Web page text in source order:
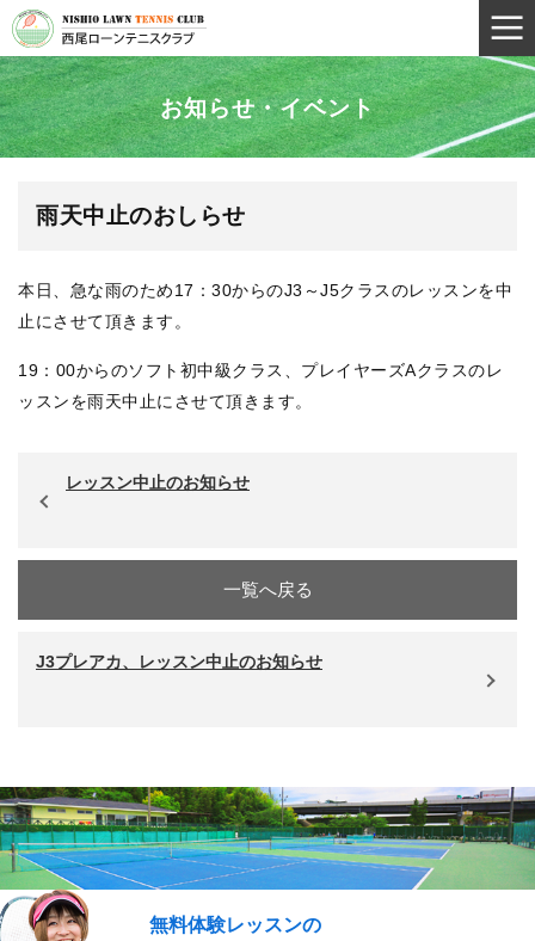
お知らせ・イベント
雨天中止のおしらせ
本日、急な雨のため17：30からのJ3～J5クラスのレッスンを中
止にさせて頂きます。
19：00からのソフト初中級クラス、プレイヤーズAクラスのレ
ッスンを雨天中止にさせて頂きます。
レッスン中止のお知らせ
一覧へ戻る
J3プレアカ、レッスン中止のお知らせ
無料体験レッスンの